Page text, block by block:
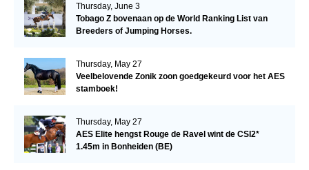
Thursday, June 3
Tobago Z bovenaan op de World Ranking List van
Breeders of Jumping Horses.
Thursday, May 27
Veelbelovende Zonik zoon goedgekeurd voor het AES
stamboek!
Thursday, May 27
AES Elite hengst Rouge de Ravel wint de CSI2*
1.45m in Bonheiden (BE)